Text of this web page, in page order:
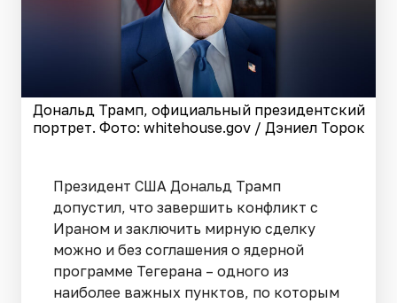
Дональд Трамп, официальный президентский
портрет. Фото: whitehouse.gov / Дэниел Торок
Президент США Дональд Трамп
допустил, что завершить конфликт с
Ираном и заключить мирную сделку
можно и без соглашения о ядерной
программе Тегерана – одного из
наиболее важных пунктов, по которым